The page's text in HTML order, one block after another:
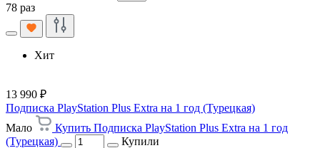
78 раз
Хит
13 990 ₽
Подписка PlayStation Plus Extra на 1 год (Турецкая)
Мало
Купить Подписка PlayStation Plus Extra на 1 год
(Турецкая)
Купили